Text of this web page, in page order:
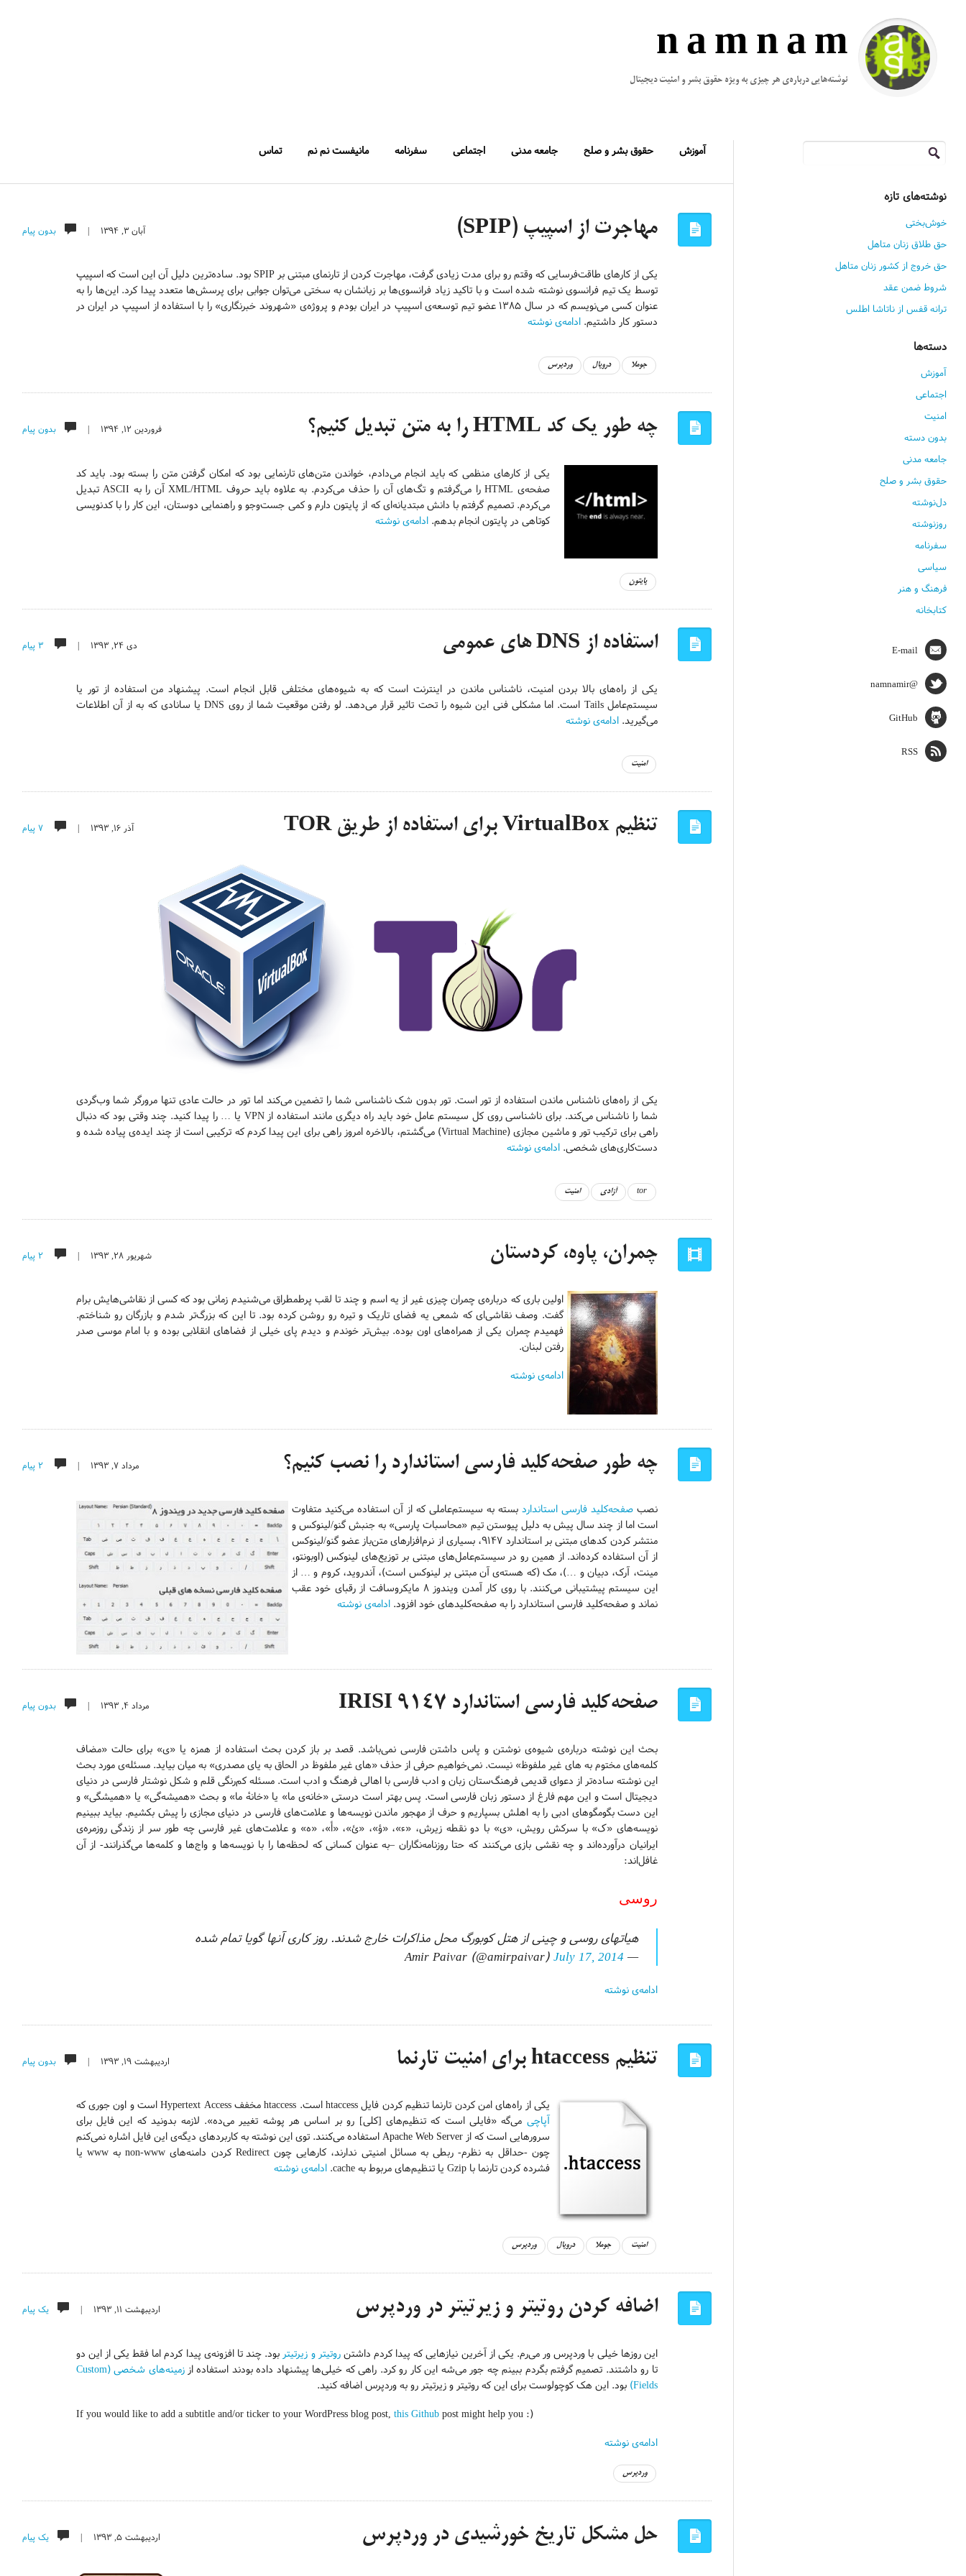
n a m n a m
نوشته‌هایی درباره‌ی هر چیزی به ویژه حقوق بشر و امنیت دیجیتال
آموزش حقوق بشر و صلح جامعه مدنی اجتماعی سفرنامه مانیفست نم نم تماس
آبان ۳, ۱۳۹۴ | بدون پیام مهاجرت از اسپیپ (SPIP)
یکی از کارهای طاقت‌فرسایی که وقتم رو برای مدت زیادی گرفت، مهاجرت کردن از تارنمای مبتنی بر SPIP بود. ساده‌ترین دلیل آن این است که اسپیپ
توسط یک تیم فرانسوی نوشته شده است و با تاکید زیاد فرانسوی‌ها بر زبانشان به سختی می‌توان جوابی برای پرسش‌ها متعدد پیدا کرد. این‌ها را به
عنوان کسی می‌نویسم که در سال ۱۳۸۵ عضو تیم توسعه‌ی اسپیپ در ایران بودم و پروژه‌ی «شهروند خبرنگاری» را با استفاده از اسپیپ در ایران در
دستور کار داشتیم.ادامه‌ی نوشته
جوملا دروپال وردپرس
فروردین ۱۲, ۱۳۹۴ | بدون پیام چه طور یک کد HTML را به متن تبدیل کنیم؟
‌یکی از کارهای منظمی که باید انجام می‌دادم، خواندن متن‌های تارنمایی بود که امکان گرفتن متن را بسته بود. باید کد
صفحه‌ی HTML را می‌گرفتم و تگ‌های آن را حذف می‌کردم. به علاوه باید حروف XML/HTML آن را به ASCII تبدیل
می‌کردم. تصمیم گرفتم با دانش مبتدیانه‌ای که از پایتون دارم و کمی جست‌وجو و راهنمایی دوستان، این کار را با کدنویسی
کوتاهی در پایتون انجام بدهم.ادامه‌ی نوشته
پایتون
دی ۲۴, ۱۳۹۳ | ۳ پیام استفاده از DNS های عمومی
یکی از راه‌های بالا بردن امنیت، ناشناس ماندن در اینترنت است که به شیوه‌های مختلفی قابل انجام است. پیشنهاد من استفاده از تور یا
سیستم‌عامل Tails است. اما مشکلی فنی این شیوه را تحت تاثیر قرار می‌دهد. لو رفتن موقعیت شما از روی DNS یا سانادی که به از آن اطلاعات
می‌گیرید.ادامه‌ی نوشته
امنیت
آذر ۱۶, ۱۳۹۳ | ۷ پیام تنظیم VirtualBox برای استفاده از طریق TOR
یکی از راه‌های ناشناس ماندن استفاده از تور است. تور بدون شک ناشناسی شما را تضمین می‌کند اما تور در حالت عادی تنها مرورگر شما وب‌گردی
شما را ناشناس می‌کند. برای ناشناسی روی کل سیستم عامل خود باید راه دیگری مانند استفاده از VPN یا … را پیدا کنید. چند وقتی بود که دنبال
راهی برای ترکیب تور و ماشین مجازی (Virtual Machine) می‌گشتم، بالاخره امروز راهی برای این پیدا کردم که ترکیبی است از چند ایده‌ی پیاده شده و
دست‌کاری‌های شخصی.ادامه‌ی نوشته
tor آزادی امنیت
شهریور ۲۸, ۱۳۹۳ | چمران، پاوه، کردستان
اولین باری که درباره‌ی چمران چیزی غیر از یه اسم و چند تا لقب پرطمطراق می‌شنیدم زمانی بود که کسی از نقاشی‌هایش برام
گفت. وصف نقاشی‌ای که شمعی یه فضای تاریک و تیره رو روشن کرده بود. تا این که بزرگ‌تر شدم و بازرگان رو شناختم.
فهمیدم چمران یکی از همراه‌های اون بوده. بیش‌تر خوندم و دیدم پای خیلی از فضاهای انقلابی بوده و با امام موسی صدر
رفتن لبنان.
ادامه‌ی نوشته
مرداد ۷, ۱۳۹۳ | چه طور صفحه‌کلید فارسی استاندارد را نصب کنیم؟
نصبصفحه‌کلید فارسی استاندارد بسته به سیستم‌عاملی که از آن استفاده می‌کنید متفاوت
است اما از چند سال پیش به دلیل پیوستن تیم «محاسبات پارسی» به جنبش گنو/لینوکس و
منتشر کردن کدهای مبتنی بر استاندارد ۹۱۴۷، بسیاری از نرم‌افزارهای متن‌باز عضو گنو/لینوکس
از آن استفاده کرده‌اند. از همین رو در سیستم‌عامل‌های مبتنی بر توزیع‌های لینوکس (اوبونتو،
مینت، آرک، دبیان و …)، مک (که هسته‌ی آن مبتنی بر لینوکس است)، آندروید، کروم و … از
این سیستم پیشتیبانی می‌کنند. با روی کار آمدن ویندوز ۸ مایکروسافت از رقبای خود عقب
نماند و صفحه‌کلید فارسی استاندارد را به صفحه‌کلیدهای خود افزود.ادامه‌ی نوشته
مرداد ۴, ۱۳۹۳ | بدون پیام صفحه‌کلید فارسی استاندارد IRISI 9147
بحث این نوشته درباره‌ی شیوه‌ی نوشتن و پاس داشتن فارسی نمی‌باشد. قصد بر باز کردن بحث استفاده از همزه یا «ی» برای حالت «مضاف
کلمه‌های مختوم به های غیر ملفوظ» نیست. نمی‌خواهیم حرفی از حذف «های غیر ملفوظ در الحاق به یای مصدری» به میان بیاید. مسئله‌ی مورد بحث
این نوشته ساده‌تر از دعوای قدیمی فرهنگ‌ستان زبان و ادب فارسی با اهالی فرهنگ و ادب است. مسئله کم‌رنگی قلم و شکل نوشتار فارسی در دنیای
دیجیتال است و این مهم فارغ از دستور زبان فارسی است. پس بهتر است درستی «خانه‌ی ما» یا «خانهٔ ما» و بحث «همیشه‌گی» یا «همیشگی» و
این دست بگومگوهای ادبی را به اهلش بسپاریم و حرف از مهجور ماندن نویسه‌ها و علامت‌های فارسی در دنیای مجازی را پیش بکشیم. بیاید ببینیم
نویسه‌های «ک» با سرکش رویش، «ی» با دو نقطه زیرش، «ء»، «ؤ»، «ئ»، «أ»، «ه» و علامت‌های غیر فارسی چه طور سر از زندگی روزمره‌ی
ایرانیان درآورده‌اند و چه نقشی بازی می‌کنند که حتا روزنامه‌نگاران –به عنوان کسانی که لحظه‌ها را با نویسه‌ها و واج‌ها و کلمه‌ها می‌گذرانند- از آن
غافل‌اند:
روسی
هیاتهای روسی و چینی از هتل کوبورگ محل مذاکرات خارج شدند. روز کاری آنها گویا تمام شده
— Amir Paivar (@amirpaivar)
July 17, 2014
ادامه‌ی نوشته
اردیبهشت ۱۹, ۱۳۹۳ | بدون پیام تنظیم htaccess برای امنیت تارنما
یکی از راه‌های امن کردن تارنما تنظیم کردن فایل htaccess است. htaccess مخفف Hypertext Access است و اون جوری که
آپاچی می‌گه «فایلی است که تنظیم‌های [کلی] رو بر اساس هر پوشه تغییر می‌ده». لازمه بدونید که این فایل برای
سرورهایی است که ازApache Web Server استفاده می‌کنند.
توی این نوشته به کاربردهای دیگه‌ی این فایل اشاره نمی‌کنم
چون -حداقل به نظرم- ربطی به مسائل امنیتی ندارند، کارهایی چون Redirect کردن دامنه‌های non-www به www یا
فشرده کردن تارنما با Gzip یا تنظیم‌های مربوط به cache.
ادامه‌ی نوشته
امنیت جوملا دروپال وردپرس
اردیبهشت ۱۱, ۱۳۹۳ | یک پیام اضافه کردن روتیتر و زیرتیتر در وردپرس
این روزها خیلی با وردپرس ور می‌رم. یکی از آخرین نیازهایی که پیدا کردم داشتنروتیتر و زیرتیتر بود. چند تا افزونه‌ی پیدا کردم اما فقط یکی از این دو
تا رو داشتند. تصمیم گرفتم بگردم ببینم چه جور می‌شه این کار رو کرد. راهی که خیلی‌ها پیشنهاد داده بودند استفاده از
زمینه‌های شخصی (Custom
Fields) بود. این هک کوچولوست برای این که روتیتر و زیرتیتر رو به وردپرس اضافه کنید.
If you would like to add a subtitle and/or ticker to your WordPress blog post, this Githubpost might help you :)
ادامه‌ی نوشته
وردپرس
اردیبهشت ۵, ۱۳۹۳ | یک پیام حل مشکل تاریخ خورشیدی در وردپرس
جستجو
برای:
نوشته‌های تازه
خوش‌بختی
حق طلاق زنان متاهل
حق خروج از کشور زنان متاهل
شروط ضمن عقد
ترانه قفس از ناتاشا اطلس
دسته‌ها
آموزش
اجتماعی
امنیت
بدون دسته
جامعه مدنی
حقوق بشر و صلح
دل‌نوشته
روزنوشته
سفرنامه
سیاسی
فرهنگ و هنر
کتابخانه
E-mail
@namnamir
GitHub
RSS